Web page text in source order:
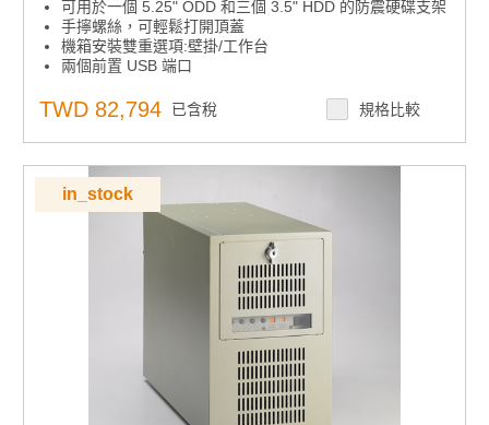
可用於一個 5.25" ODD 和三個 3.5" HDD 的防震硬碟支架
手擰螺絲，可輕鬆打開頂蓋
機箱安裝雙重選項:壁掛/工作台
兩個前置 USB 端口
TWD 82,794 已含稅 規格比較
in_stock